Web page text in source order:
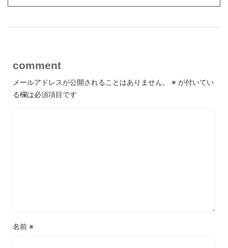
comment
メールアドレスが公開されることはありません。 ※ が付いてい
る欄は必須項目です
名前 ※